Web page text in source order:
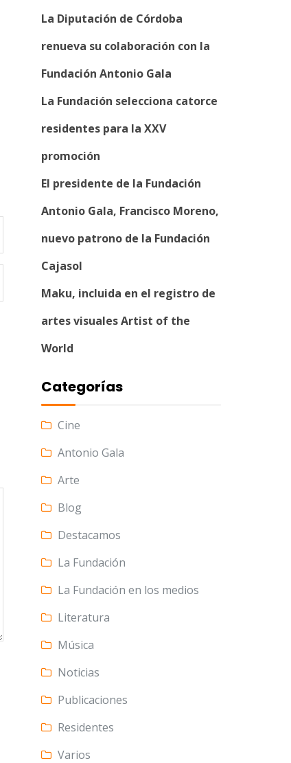
La Diputación de Córdoba
renueva su colaboración con la
Fundación Antonio Gala
La Fundación selecciona catorce
residentes para la XXV
promoción
El presidente de la Fundación
Antonio Gala, Francisco Moreno,
nuevo patrono de la Fundación
Cajasol
Maku, incluida en el registro de
artes visuales Artist of the
World
Categorías
Cine
Antonio Gala
Arte
Blog
Destacamos
La Fundación
La Fundación en los medios
Literatura
Música
Noticias
Publicaciones
Residentes
Varios